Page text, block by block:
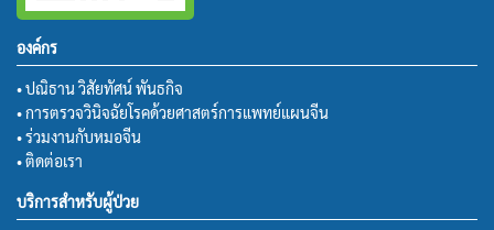
องค์กร
• ปณิธาน วิสัยทัศน์ พันธกิจ
• การตรวจวินิจฉัยโรคด้วยศาสตร์การแพทย์แผนจีน
• ร่วมงานกับหมอจีน
• ติดต่อเรา
บริการสำหรับผู้ป่วย